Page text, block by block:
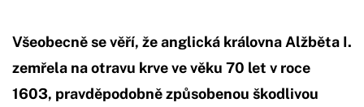
Všeobecně se věří, že anglická královna Alžběta I.
zemřela na otravu krve ve věku 70 let v roce
1603, pravděpodobně způsobenou škodlivou